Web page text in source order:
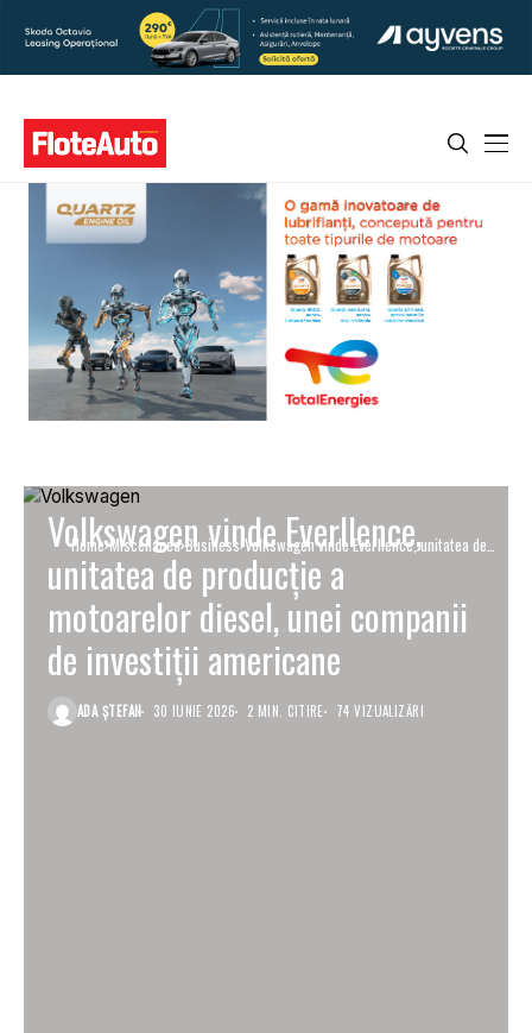
Home Miscellanea Business Volkswagen vinde Everllence, unitatea de
producție a motoarelor diesel, unei
companii de investiții americane
Volkswagen vinde Everllence,
unitatea de producție a
motoarelor diesel, unei companii
de investiții americane
ADA ȘTEFAN 30 IUNIE 2026 2 MIN. CITIRE 74 VIZUALIZĂRI